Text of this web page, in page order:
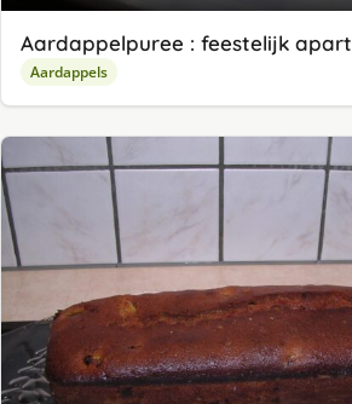
Aardappelpuree : feestelijk apart
Aardappels